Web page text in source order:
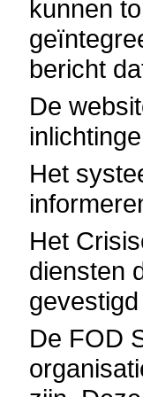
kunnen
bericht
De
Het
Het
diensten
De FOD